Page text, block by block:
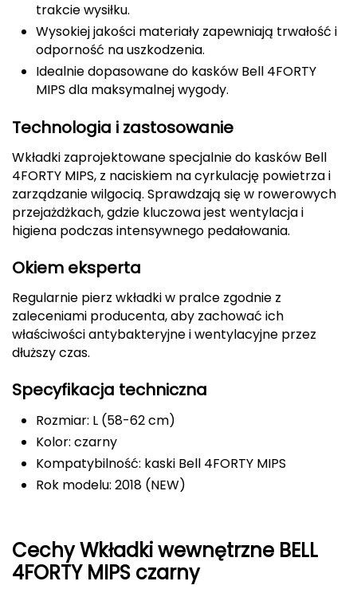
Cassin
Ciele Athletics
Climbing Technology
Coleman
Columbia
DUNLOP
Darn Tough
Deuter
Dolomite
EISBAR
ENERO CAMP
trakcie wysiłku.
Wysokiej jakości materiały zapewniają trwałość i
odporność na uszkodzenia.
Idealnie dopasowane do kasków Bell 4FORTY
MIPS dla maksymalnej wygody.
Technologia i zastosowanie
Wkładki zaprojektowane specjalnie do kasków Bell
4FORTY MIPS, z naciskiem na cyrkulację powietrza i
zarządzanie wilgocią. Sprawdzają się w rowerowych
przejażdżkach, gdzie kluczowa jest wentylacja i
higiena podczas intensywnego pedałowania.
Okiem eksperta
Regularnie pierz wkładki w pralce zgodnie z
zaleceniami producenta, aby zachować ich
właściwości antybakteryjne i wentylacyjne przez
dłuższy czas.
Specyfikacja techniczna
Rozmiar: L (58-62 cm)
Kolor: czarny
Kompatybilność: kaski Bell 4FORTY MIPS
Rok modelu: 2018 (NEW)
Cechy Wkładki wewnętrzne BELL
4FORTY MIPS czarny